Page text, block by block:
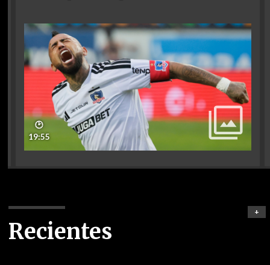
🕑
19:55
Recientes
+